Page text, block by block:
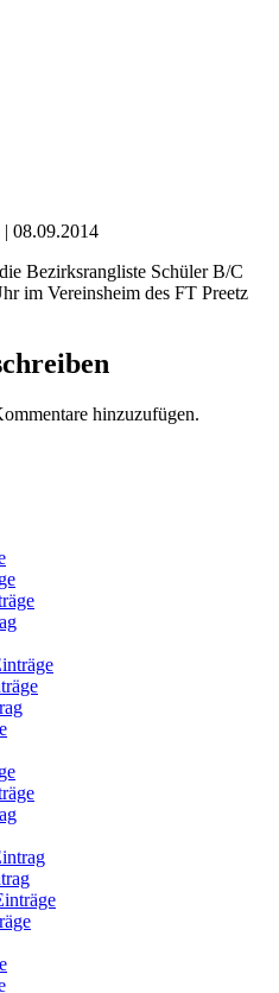
08.09.2014
Bezirksrangliste Schüler B/C
im Vereinsheim des FT Preetz
hinzuzufügen.